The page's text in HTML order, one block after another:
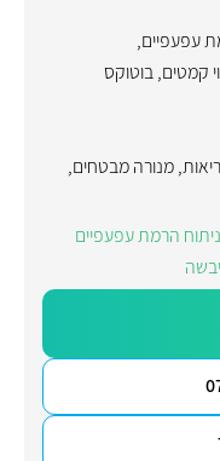
עפעפיים,
קמטים,בוטוקס
,מנורה מבטחים,
הרמת עפעפיים